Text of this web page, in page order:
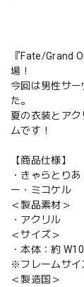
『Fate/Grand
場！
今回は男性サ
た。
夏の衣装とア
ムです！
【商品仕様】
・きゃらとり
ー・ミコケル
＜製品素材＞
・アクリル
＜サイズ＞
・本体：約
※フレームサイ
＜製造国＞